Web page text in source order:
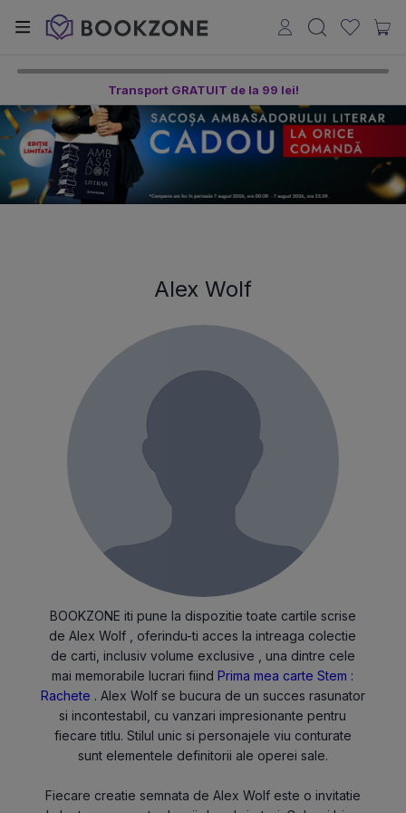
Transport GRATUIT de la 99 lei!
Alex Wolf
BOOKZONE iti pune la dispozitie toate cartile scrise
de Alex Wolf , oferindu-ti acces la intreaga colectie
de carti, inclusiv volume exclusive , una dintre cele
mai memorabile lucrari fiindPrima mea carte Stem :
Rachete . Alex Wolf se bucura de un succes rasunator
si incontestabil, cu vanzari impresionante pentru
fiecare titlu. Stilul unic si personajele viu conturate
sunt elementele definitorii ale operei sale.
Fiecare creatie semnata de Alex Wolf este o invitatie